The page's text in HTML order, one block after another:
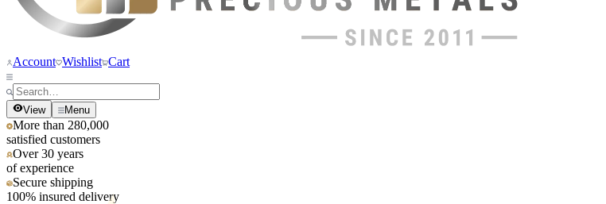
Account Wishlist Cart
View Menu
More than 280,000
satisfied customers
Over 30 years
of experience
Secure shipping
100% insured delivery